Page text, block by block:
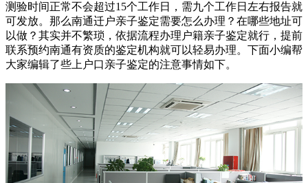
测验时间正常不会超过15个工作日，需九个工作日左右报告就
可发放。那么南通迁户亲子鉴定需要怎么办理？在哪些地址可
以做？其实并不繁琐，依据流程办理户籍亲子鉴定就行，提前
联系预约南通有资质的鉴定机构就可以轻易办理。下面小编帮
大家编辑了些上户口亲子鉴定的注意事情如下。